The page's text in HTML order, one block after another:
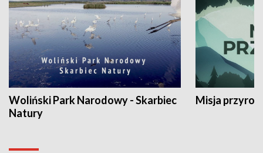
Woliński Park Narodowy - Skarbiec
Natury
Misja